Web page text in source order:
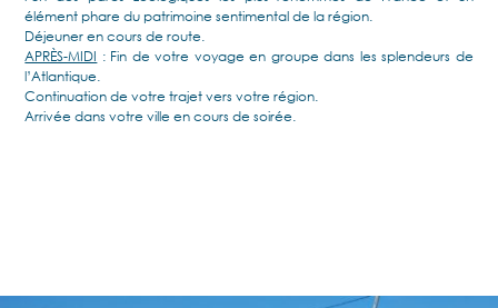
élément phare du patrimoine sentimental de la région.
Déjeuner en cours de route.
APRÈS-MIDI : Fin de votre voyage en groupe dans les splendeurs de
l’Atlantique.
Continuation de votre trajet vers votre région.
Arrivée dans votre ville en cours de soirée.